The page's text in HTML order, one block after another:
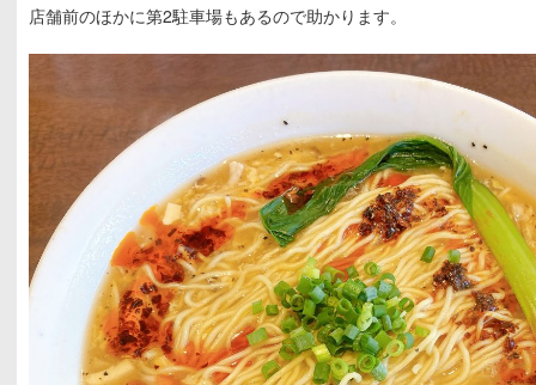
店舗前のほかに第2駐車場もあるので助かります。